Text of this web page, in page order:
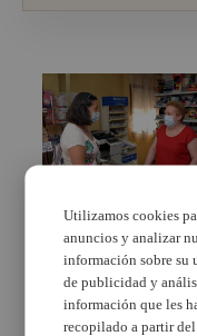
Comença la
per a comerços
campanya ‘Torna
l’escola amb el
de Paiporta’
Utilizamos cookies
anuncios y analizar
información sobre su
de publicidad y
información que les
recopilado a partir del